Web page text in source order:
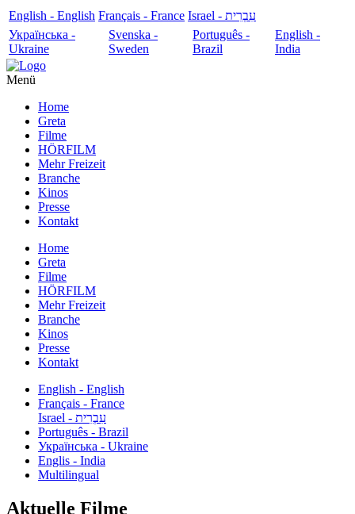
English - English Français - France
עִבְרִית - Israel
Українська -
Ukraine
Svenska -
Sweden
Português -
Brazil
English -
India
Menü
Home
Greta
Filme
HÖRFILM
Mehr Freizeit
Branche
Kinos
Presse
Kontakt
Home
Greta
Filme
HÖRFILM
Mehr Freizeit
Branche
Kinos
Presse
Kontakt
English - English
Français - France
עִבְרִית - Israel
Português - Brazil
Українська - Ukraine
Englis - India
Multilingual
Aktuelle Filme